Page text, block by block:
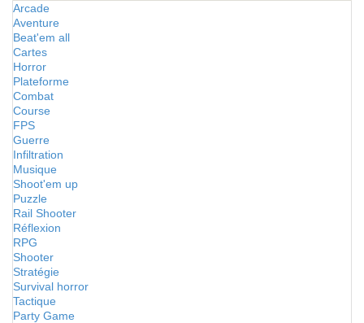
Arcade
Aventure
Beat'em all
Cartes
Horror
Plateforme
Combat
Course
FPS
Guerre
Infiltration
Musique
Shoot'em up
Puzzle
Rail Shooter
Réflexion
RPG
Shooter
Stratégie
Survival horror
Tactique
Party Game